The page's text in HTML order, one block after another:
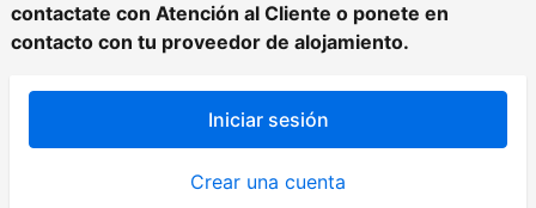
contactate con Atención al Cliente o ponete en
contacto con tu proveedor de alojamiento.
Iniciar sesión
Crear una cuenta